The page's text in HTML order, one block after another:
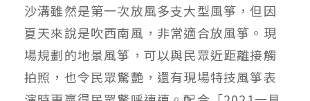
沙溝雖然是第一次放風多支大型風箏，但因
夏天來說是吹西南風，非常適合放風箏。現
場規劃的地景風箏，可以與民眾近距離接觸
拍照，也令民眾驚艷，還有現場特技風箏表